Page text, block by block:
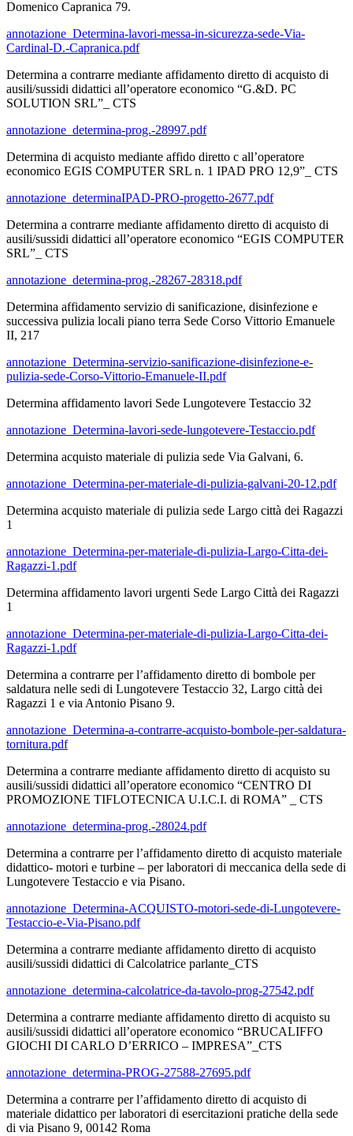
Domenico Capranica 79.
annotazione_Determina-lavori-messa-in-sicurezza-sede-Via-
Cardinal-D.-Capranica.pdf
Determina a contrarre mediante affidamento diretto di acquisto di
ausili/sussidi didattici all’operatore economico “G.&D. PC
SOLUTION SRL”_ CTS
annotazione_determina-prog.-28997.pdf
Determina di acquisto mediante affido diretto c all’operatore
economico EGIS COMPUTER SRL n. 1 IPAD PRO 12,9”_ CTS
annotazione_determinaIPAD-PRO-progetto-2677.pdf
Determina a contrarre mediante affidamento diretto di acquisto di
ausili/sussidi didattici all’operatore economico “EGIS COMPUTER
SRL”_ CTS
annotazione_determina-prog.-28267-28318.pdf
Determina affidamento servizio di sanificazione, disinfezione e
successiva pulizia locali piano terra Sede Corso Vittorio Emanuele
II, 217
annotazione_Determina-servizio-sanificazione-disinfezione-e-
pulizia-sede-Corso-Vittorio-Emanuele-II.pdf
Determina affidamento lavori Sede Lungotevere Testaccio 32
annotazione_Determina-lavori-sede-lungotevere-Testaccio.pdf
Determina acquisto materiale di pulizia sede Via Galvani, 6.
annotazione_Determina-per-materiale-di-pulizia-galvani-20-12.pdf
Determina acquisto materiale di pulizia sede Largo città dei Ragazzi
1
annotazione_Determina-per-materiale-di-pulizia-Largo-Citta-dei-
Ragazzi-1.pdf
Determina affidamento lavori urgenti Sede Largo Città dei Ragazzi
1
annotazione_Determina-per-materiale-di-pulizia-Largo-Citta-dei-
Ragazzi-1.pdf
Determina a contrarre per l’affidamento diretto di bombole per
saldatura nelle sedi di Lungotevere Testaccio 32, Largo città dei
Ragazzi 1 e via Antonio Pisano 9.
annotazione_Determina-a-contrarre-acquisto-bombole-per-saldatura-
tornitura.pdf
Determina a contrarre mediante affidamento diretto di acquisto su
ausili/sussidi didattici all’operatore economico “CENTRO DI
PROMOZIONE TIFLOTECNICA U.I.C.I. di ROMA” _ CTS
annotazione_determina-prog.-28024.pdf
Determina a contrarre per l’affidamento diretto di acquisto materiale
didattico- motori e turbine – per laboratori di meccanica della sede di
Lungotevere Testaccio e via Pisano.
annotazione_Determina-ACQUISTO-motori-sede-di-Lungotevere-
Testaccio-e-Via-Pisano.pdf
Determina a contrarre mediante affidamento diretto di acquisto
ausili/sussidi didattici di Calcolatrice parlante_CTS
annotazione_determina-calcolatrice-da-tavolo-prog-27542.pdf
Determina a contrarre mediante affidamento diretto di acquisto su
ausili/sussidi didattici all’operatore economico “BRUCALIFFO
GIOCHI DI CARLO D’ERRICO – IMPRESA”_CTS
annotazione_determina-PROG-27588-27695.pdf
Determina a contrarre per l’affidamento diretto di acquisto di
materiale didattico per laboratori di esercitazioni pratiche della sede
di via Pisano 9, 00142 Roma